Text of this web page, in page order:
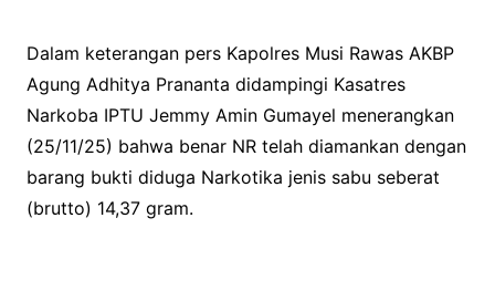
Dalam keterangan pers Kapolres Musi Rawas AKBP
Agung Adhitya Prananta didampingi Kasatres
Narkoba IPTU Jemmy Amin Gumayel menerangkan
(25/11/25) bahwa benar NR telah diamankan dengan
barang bukti diduga Narkotika jenis sabu seberat
(brutto) 14,37 gram.